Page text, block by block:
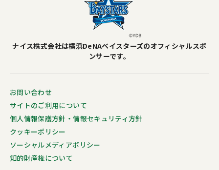
ナイス株式会社は横浜DeNAベイスターズのオフィシャルスポ
ンサーです。
お問い合わせ
サイトのご利用について
個人情報保護方針・情報セキュリティ方針
クッキーポリシー
ソーシャルメディアポリシー
知的財産権について